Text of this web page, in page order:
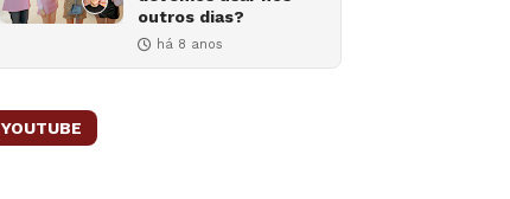
outros dias?
há 8 anos
YOUTUBE